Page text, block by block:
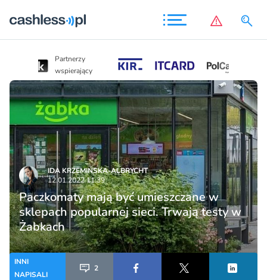
Partnerzy
wspierający
IDA KRZEMIŃSKA-ALBRYCHT
12.01.2022 11:39
Paczkomaty mają być umieszczane w
sklepach popularnej sieci. Trwają testy w
Żabkach
INNI
NAPISALI
2